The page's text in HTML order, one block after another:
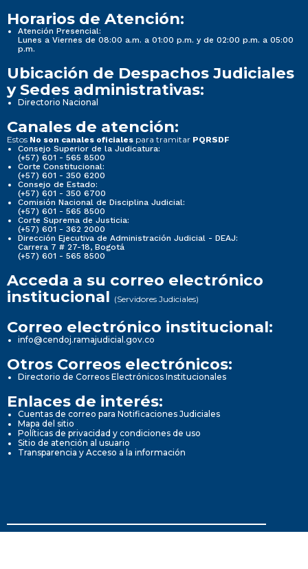
Horarios de Atención:
Atención Presencial:
Lunes a Viernes de 08:00 a.m. a 01:00 p.m. y de 02:00 p.m. a 05:00
p.m.
Ubicación de Despachos Judiciales
y Sedes administrativas:
Directorio Nacional
Canales de atención:
Estos No son canales oficiales para tramitar PQRSDF
Consejo Superior de la Judicatura:
(+57) 601 - 565 8500
Corte Constitucional:
(+57) 601 - 350 6200
Consejo de Estado:
(+57) 601 - 350 6700
Comisión Nacional de Disciplina Judicial:
(+57) 601 - 565 8500
Corte Suprema de Justicia:
(+57) 601 - 362 2000
Dirección Ejecutiva de Administración Judicial - DEAJ:
Carrera 7 # 27-18, Bogotá
(+57) 601 - 565 8500
Acceda a su correo electrónico
institucional (Servidores Judiciales)
Correo electrónico institucional:
info@cendoj.ramajudicial.gov.co
Otros Correos electrónicos:
Directorio de Correos Electrónicos Institucionales
Enlaces de interés:
Cuentas de correo para Notificaciones Judiciales
Mapa del sitio
Políticas de privacidad y condiciones de uso
Sitio de atención al usuario
Transparencia y Acceso a la información